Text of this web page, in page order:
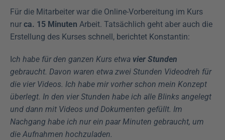
Für die Mitarbeiter war die Online-Vorbereitung im Kurs
nur ca. 15 Minuten Arbeit. Tatsächlich geht aber auch die
Erstellung des Kurses schnell, berichtet Konstantin:
ch habe für den ganzen Kurs etwa vier Stunden
gebraucht. Davon waren etwa zwei Stunden Videodreh für
die vier Videos. Ich habe mir vorher schon mein Konzept
überlegt. In den vier Stunden habe ich alle Blinks angelegt
und dann mit Videos und Dokumenten gefüllt. Im
Nachgang habe ich nur ein paar Minuten gebraucht, um
die Aufnahmen hochzuladen.